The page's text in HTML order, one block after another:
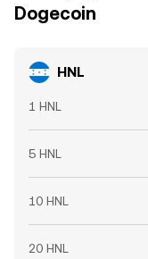
Dogecoin
HNL
1 HNL
5 HNL
10 HNL
20 HNL